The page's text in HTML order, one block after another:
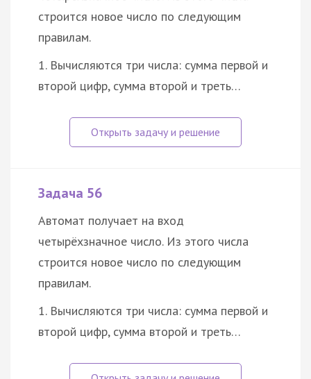
строится новое число по следующим
правилам.
1. Вычисляются три числа: сумма первой и
второй цифр, сумма второй и треть…
Задача 56
Автомат получает на вход
четырёхзначное число. Из этого числа
строится новое число по следующим
правилам.
1. Вычисляются три числа: сумма первой и
второй цифр, сумма второй и треть…